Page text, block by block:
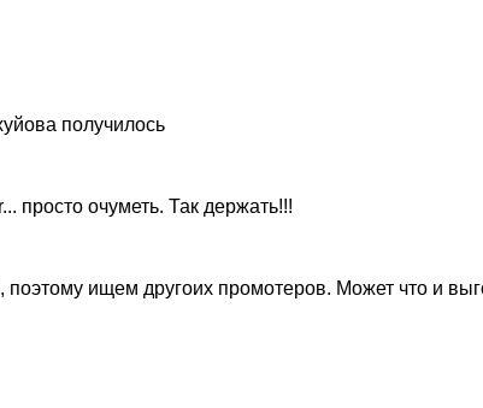
получилось
просто очуметь. Так держать!!!
поэтому ищем другоих промотеров. Может что и